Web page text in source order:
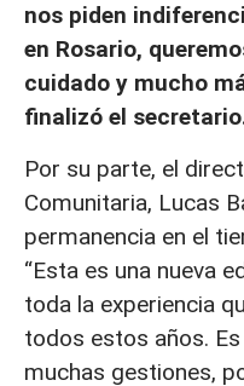
nos piden
en Rosario,
cuidado y mucho
finalizó el
Por su parte, el
Comunitaria, Lucas
permanencia en el
“Esta es una nueva
toda la experiencia
todos estos años.
muchas gestiones,